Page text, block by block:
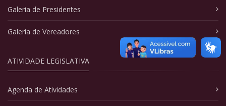
Galeria de Presidentes
Galeria de Vereadores
ATIVIDADE LEGISLATIVA
Agenda de Atividades